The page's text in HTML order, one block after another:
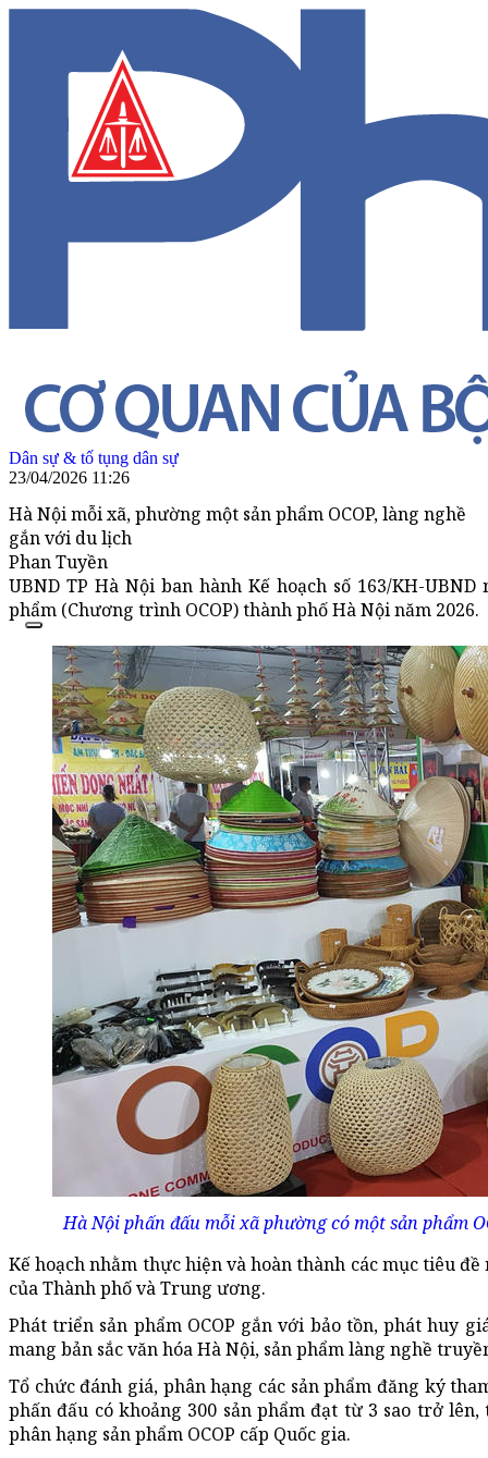
Dân sự & tố tụng dân sự
23/04/2026 11:26
Hà Nội mỗi xã, phường một sản phẩm OCOP, làng nghề
gắn với du lịch
Phan Tuyền
UBND TP Hà Nội ban hành Kế hoạch số 163/KH-
phẩm (Chương trình OCOP) thành phố Hà Nội năm 2026.
Hà Nội phấn đấu mỗi xã phường có một sản phẩm
Kế hoạch nhằm thực hiện và hoàn thành các mục tiêu
của Thành phố và Trung ương.
Phát triển sản phẩm OCOP gắn với bảo tồn, phát huy
mang bản sắc văn hóa Hà Nội, sản phẩm làng nghề
Tổ chức đánh giá, phân hạng các sản phẩm đăng ký
phấn đấu có khoảng 300 sản phẩm đạt từ 3 sao trở
phân hạng sản phẩm OCOP cấp Quốc gia.